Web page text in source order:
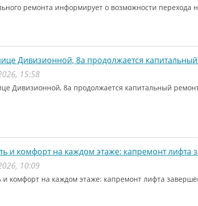
ремонта информирует о возможности перехода
Дивизионной, 8а продолжается
15:58
Дивизионной, 8а продолжается капитальный
и комфорт на каждом этаже: капремонт лифта
10:09
и комфорт на каждом этаже: капремонт лифта